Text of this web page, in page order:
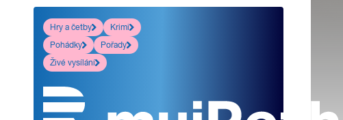
Hry a četby
Krimi
Pohádky
Pořady
Živé vysílání